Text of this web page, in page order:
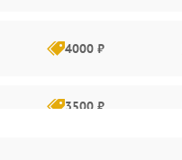
4000 ₽
3500 ₽